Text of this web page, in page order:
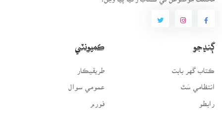
ڳنڍجو
ڪتاب گهر بابت
انتظامي سَٿ
رابطو
ڪميونٽي
طريقيڪار
عمومي سوال
فورم